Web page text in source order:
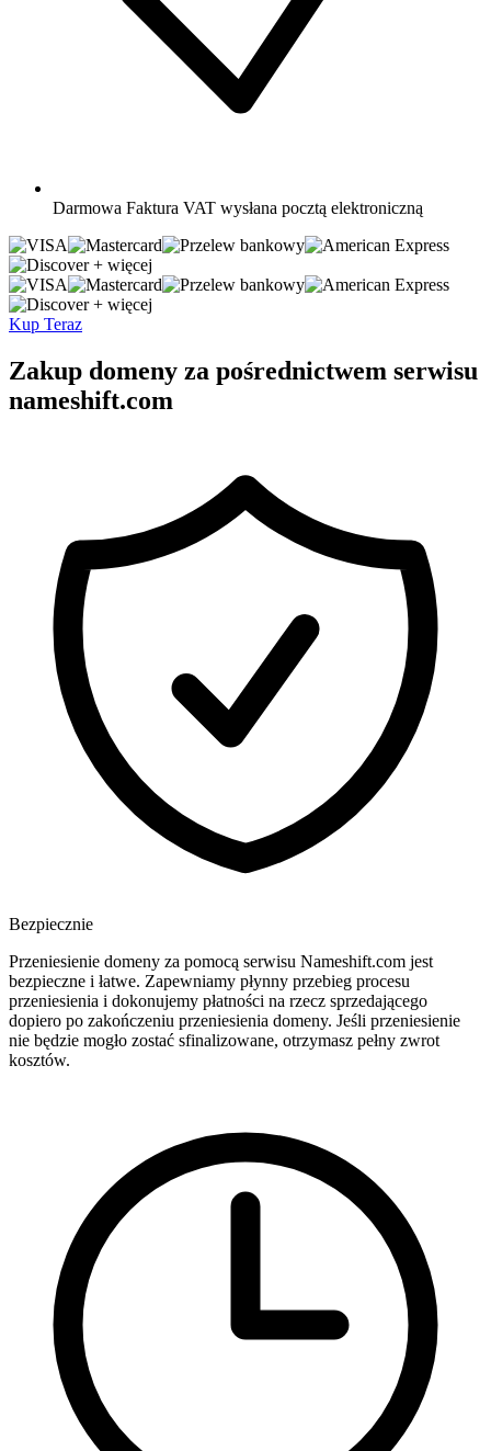
Darmowa Faktura VAT wysłana pocztą elektroniczną
+ więcej
+ więcej
Kup Teraz
Zakup domeny za pośrednictwem serwisu
nameshift.com
Bezpiecznie
Przeniesienie domeny za pomocą serwisu Nameshift.com jest
bezpieczne i łatwe. Zapewniamy płynny przebieg procesu
przeniesienia i dokonujemy płatności na rzecz sprzedającego
dopiero po zakończeniu przeniesienia domeny. Jeśli przeniesienie
nie będzie mogło zostać sfinalizowane, otrzymasz pełny zwrot
kosztów.